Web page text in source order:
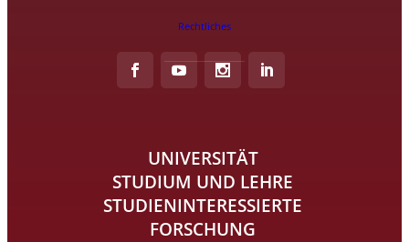
Rechtliches
UNIVERSITÄT
STUDIUM UND LEHRE
STUDIENINTERESSIERTE
FORSCHUNG